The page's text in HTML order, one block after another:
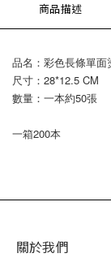
商品描述
品名：彩色長條單面
尺寸：28*12.5 CM
數量：一本約50張
一箱200本
關於我們